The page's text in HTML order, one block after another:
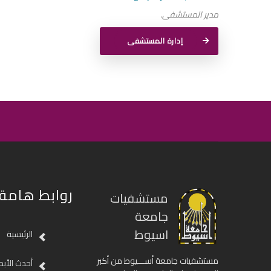
مدير المستشفى.
إدارة المستشفى
مستشفيات
جامعة
اسيوط
مستشفيات جامعة أســـيوط من أكبر
روابط
الرئيسية
أحدث